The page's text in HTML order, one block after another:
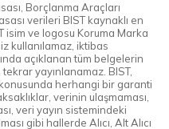
Borçlanma Araçları
verileri BIST kaynaklı en
isim ve logosu Koruma Marka
kullanılamaz, iktibas
açıklanan tüm belgelerin
yayınlanamaz. BIST,
herhangi bir garanti
verinin ulaşmaması,
veri yayın sistemindeki
gibi hallerde Alıcı, Alt Alıcı